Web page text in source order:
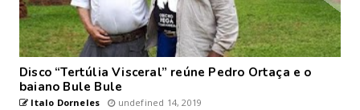
Disco “Tertúlia Visceral” reúne Pedro Ortaça e o
baiano Bule Bule
Italo Dorneles undefined 14, 2019